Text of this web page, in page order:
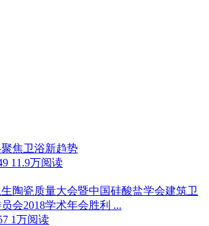
焦卫浴新趋势
11.9万阅读
陶瓷质量大会暨中国硅酸盐学会建筑卫
会2018学术年会胜利 ...
1万阅读